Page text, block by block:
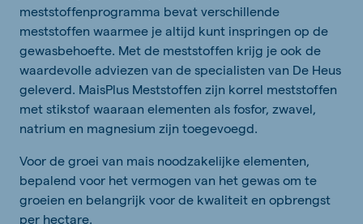
meststoffenprogramma bevat verschillende
meststoffen waarmee je altijd kunt inspringen op de
gewasbehoefte. Met de meststoffen krijg je ook de
waardevolle adviezen van de specialisten van De Heus
geleverd. MaisPlus Meststoffen zijn korrel meststoffen
met stikstof waaraan elementen als fosfor, zwavel,
natrium en magnesium zijn toegevoegd.
Voor de groei van mais noodzakelijke elementen,
bepalend voor het vermogen van het gewas om te
groeien en belangrijk voor de kwaliteit en opbrengst
per hectare.